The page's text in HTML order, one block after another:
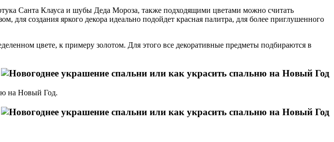
Санта Клауса и шубы Деда Мороза, также подходящими цветами можно считать
для создания яркого декора идеально подойдет красная палитра, для более приглушенного
цвете, к примеру золотом. Для этого все декоративные предметы подбираются в
на Новый Год.